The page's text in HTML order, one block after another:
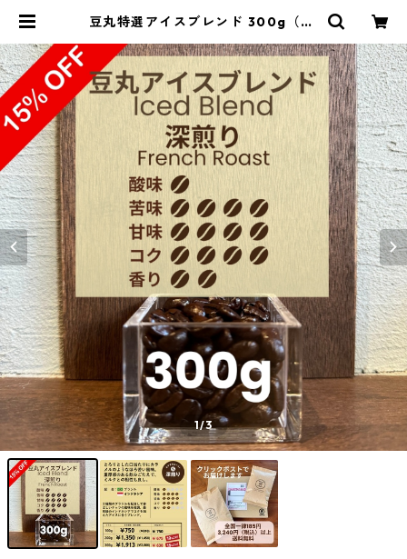
豆丸特選アイスブレンド 300g（10
1/3